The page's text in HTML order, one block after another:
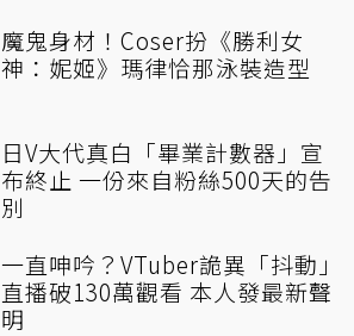
魔鬼身材！Coser扮《勝利女
神：妮姬》瑪律恰那泳裝造型
日V大代真白「畢業計數器」宣
布終止 一份來自粉絲500天的告
別
一直呻吟？VTuber詭異「抖動」
直播破130萬觀看 本人發最新聲
明